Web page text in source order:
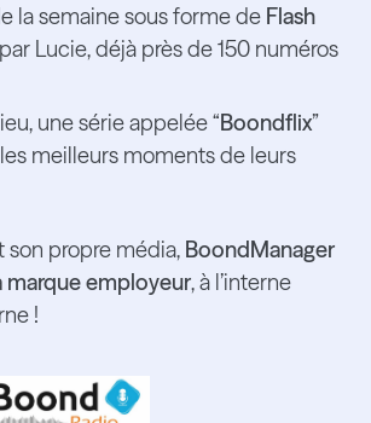
la semaine sous forme de Flash
Lucie, déjà près de 150 numéros
une série appelée “Boondflix”
meilleurs moments de leurs
son propre média, BoondManager
marque employeur, à l’interne
!